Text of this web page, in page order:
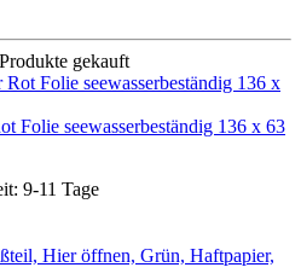
gekauft
Folie seewasserbeständig 136 x 63
9-11 Tage